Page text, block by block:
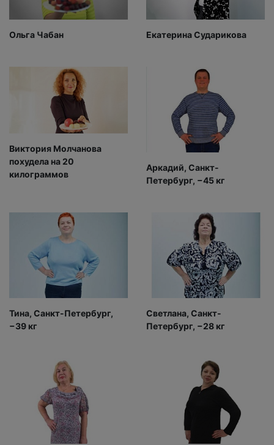
Ольга Чабан Екатерина Сударикова
Виктория Молчанова
похудела на 20
килограммов
Аркадий, Санкт-
Петербург, −45 кг
Тина, Санкт-Петербург,
−39 кг
Светлана, Санкт-
Петербург, −28 кг